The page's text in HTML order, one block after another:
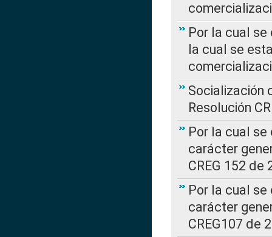
Por la cual se
la cual se
Socialización
Resolución
Por la cual
carácter
CREG 152 de
Por la cual
carácter
CREG107 de